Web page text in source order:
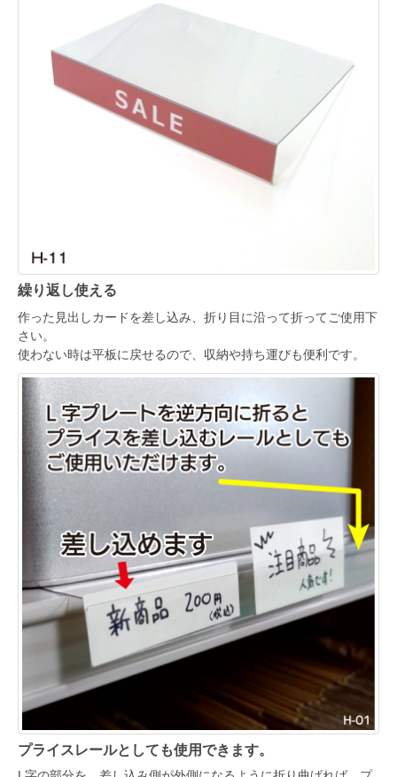
繰り返し使える
作った見出しカードを差し込み、折り目に沿って折ってご使用下
さい。
使わない時は平板に戻せるので、収納や持ち運びも便利です。
プライスレールとしても使用できます。